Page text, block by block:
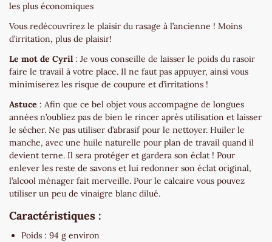
les plus économiques
Vous redécouvrirez le plaisir du rasage à l’ancienne ! Moins
d’irritation, plus de plaisir!
Le mot de Cyril : Je vous conseille de laisser le poids du rasoir
faire le travail à votre place. Il ne faut pas appuyer, ainsi vous
minimiserez les risque de coupure et d’irritations !
Astuce : Afin que ce bel objet vous accompagne de longues
années n’oubliez pas de bien le rincer après utilisation et laisser
le sécher. Ne pas utiliser d’abrasif pour le nettoyer. Huiler le
manche, avec une huile naturelle pour plan de travail quand il
devient terne. Il sera protéger et gardera son éclat ! Pour
enlever les reste de savons et lui redonner son éclat original,
l’alcool ménager fait merveille. Pour le calcaire vous pouvez
utiliser un peu de vinaigre blanc dilué.
Caractéristiques :
Poids : 94 g environ